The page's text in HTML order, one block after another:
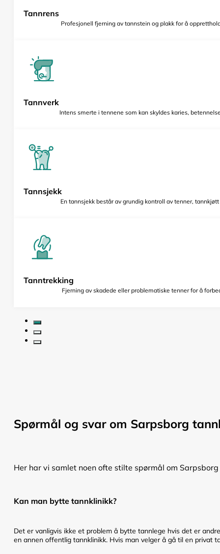
Tannrens
Profesjonell fjerning av tannstein og plakk for å
Tannverk
Intens smerte i tennene som kan skyldes karies,
Tannsjekk
En tannsjekk består av grundig kontroll av tenner,
Tanntrekking
Fjerning av skadede eller problematiske tenner for å
Spørmål og svar om Sarpsborg
Her har vi samlet noen ofte stilte spørmål om
Kan man bytte tannklinikk?
Det er vanligvis ikke et problem å bytte tannlege hvis det er
en annen offentlig tannklinikk. Hvis man velger å gå til en privat